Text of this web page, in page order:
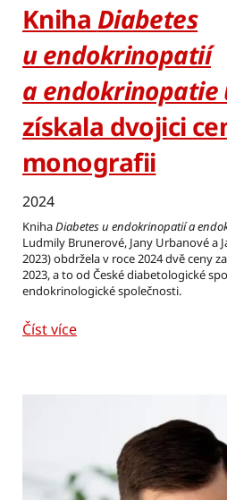
Kniha Diabetes
u endokrinopatií
a endokrinopatie
získala dvojici
monografii
2024
KnihaDiabetes u endokrinopatií a
Ludmily Brunerové, Jany Urbanové a
2023) obdržela v roce 2024 dvě ceny
2023, a to od České diabetologické
endokrinologické společnosti.
Číst více